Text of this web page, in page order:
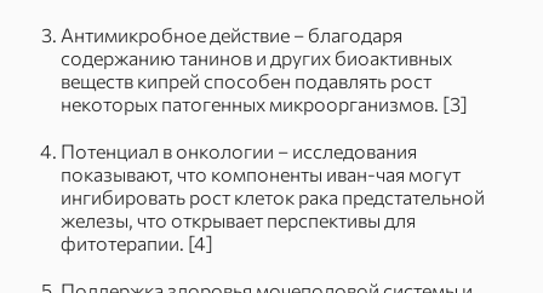
Антимикробное действие – благодаря
содержанию танинов и других биоактивных
веществ кипрей способен подавлять рост
некоторых патогенных микроорганизмов. [3]
Потенциал в онкологии – исследования
показывают, что компоненты иван-чая могут
ингибировать рост клеток рака предстательной
железы, что открывает перспективы для
фитотерапии. [4]